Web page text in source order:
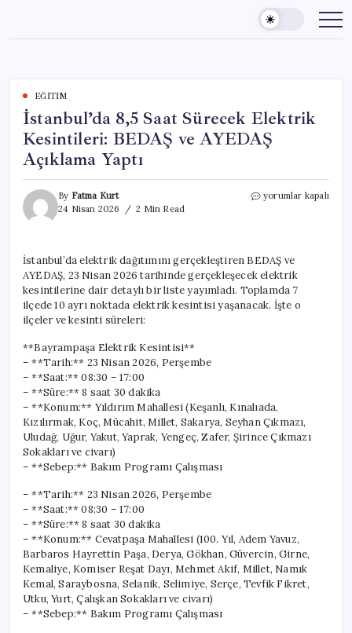
content
EĞITIM
İstanbul’da 8,5 Saat Sürecek Elektrik
Kesintileri: BEDAŞ ve AYEDAŞ
Açıklama Yaptı
By Fatma Kurt
24 Nisan 2026
2 Min Read
İstanbul’da
Kesintileri:
BEDAŞ
ve
AYEDAŞ
Açıklama
yorumlar kapalı
İstanbul’da elektrik dağıtımını gerçekleştiren BEDAŞ ve
AYEDAŞ, 23 Nisan 2026 tarihinde gerçekleşecek elektrik
kesintilerine dair detaylı bir liste yayımladı. Toplamda 7
ilçede 10 ayrı noktada elektrik kesintisi yaşanacak. İşte o
ilçeler ve kesinti süreleri:
**Bayrampaşa Elektrik Kesintisi**
– **Tarih:** 23 Nisan 2026, Perşembe
– **Saat:** 08:30 – 17:00
– **Süre:** 8 saat 30 dakika
– **Konum:** Yıldırım Mahallesi (Keşanlı, Kınalıada,
Kızılırmak, Koç, Mücahit, Millet, Sakarya, Seyhan Çıkmazı,
Uludağ, Uğur, Yakut, Yaprak, Yengeç, Zafer, Şirince Çıkmazı
Sokakları ve civarı)
– **Sebep:** Bakım Programı Çalışması
– **Tarih:** 23 Nisan 2026, Perşembe
– **Saat:** 08:30 – 17:00
– **Süre:** 8 saat 30 dakika
– **Konum:** Cevatpaşa Mahallesi (100. Yıl, Adem Yavuz,
Barbaros Hayrettin Paşa, Derya, Gökhan, Güvercin, Girne,
Kemaliye, Komiser Reşat Dayı, Mehmet Akif, Millet, Namık
Kemal, Saraybosna, Selanik, Selimiye, Serçe, Tevfik Fikret,
Utku, Yurt, Çalışkan Sokakları ve civarı)
– **Sebep:** Bakım Programı Çalışması